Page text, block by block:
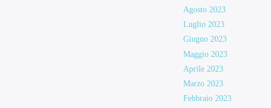
Agosto 2023
Luglio 2023
Giugno 2023
Maggio 2023
Aprile 2023
Marzo 2023
Febbraio 2023